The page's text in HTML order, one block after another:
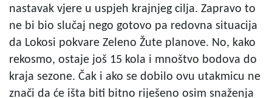
nastavak vjere u uspjeh krajnjeg cilja. Zapravo to
ne bi bio slučaj nego gotovo pa redovna situacija
da Lokosi pokvare Zeleno Žute planove. No, kako
rekosmo, ostaje još 15 kola i mnoštvo bodova do
kraja sezone. Čak i ako se dobilo ovu utakmicu ne
znači da će išta biti bitno riješeno osim snaženja